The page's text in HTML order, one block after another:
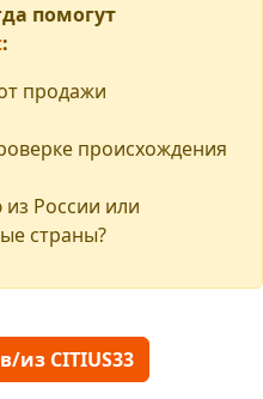
помогут
:
продажи
происхождения
России или
страны?
из CITIUS33